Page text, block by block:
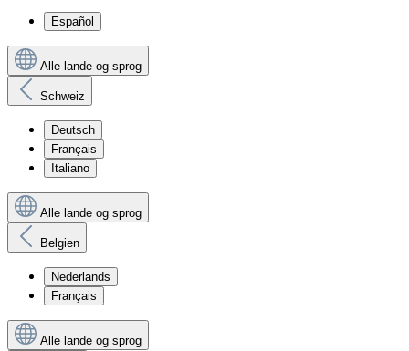
Español
Alle lande og sprog
Schweiz
Deutsch
Français
Italiano
Alle lande og sprog
Belgien
Nederlands
Français
Alle lande og sprog